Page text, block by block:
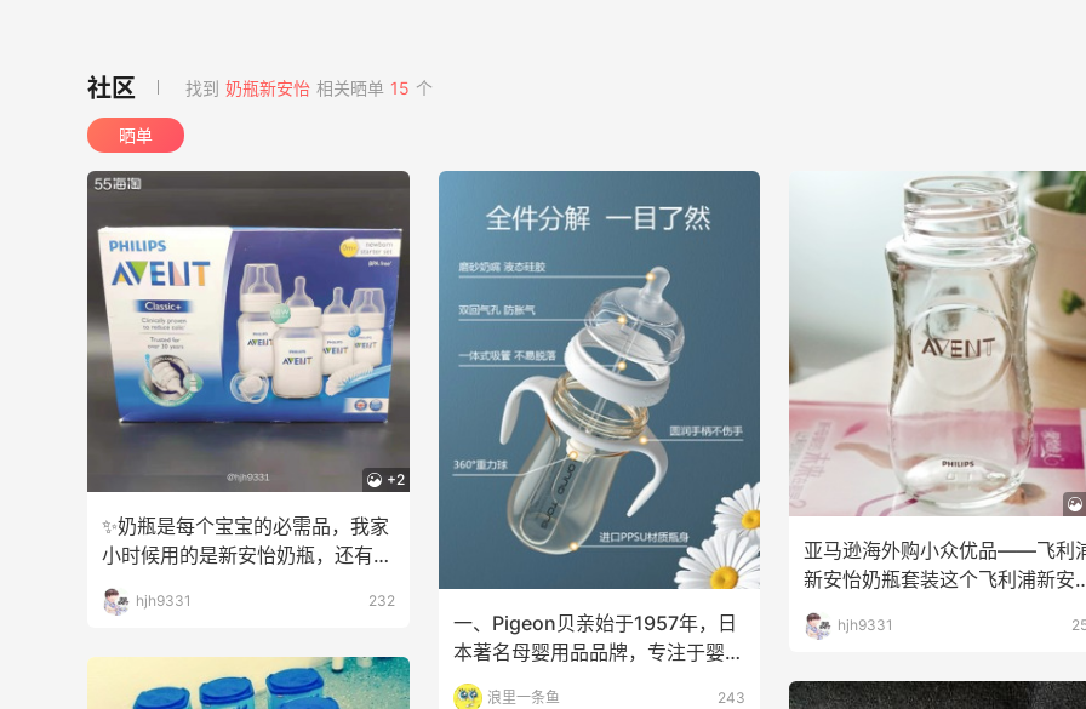
找到 奶瓶新安怡 相关晒单 15 个
晒单
+2
✨奶瓶是每个宝宝的必需品，我家
小时候用的是新安怡奶瓶，还有贝
亲玻璃材质的，用的最
hjh9331 232
一、Pigeon贝亲始于1957年，日
本著名母婴用品品牌，专注于婴儿
用品的高端市
浪里一条鱼 243
亚马逊海外购小众优品——飞利
新安怡奶瓶套装这个飞利浦新安
奶瓶套装是我家宝贝小
hjh9331